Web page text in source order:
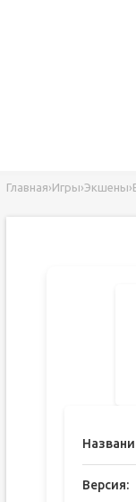
Главная›Игры›Экшены›
Версия: